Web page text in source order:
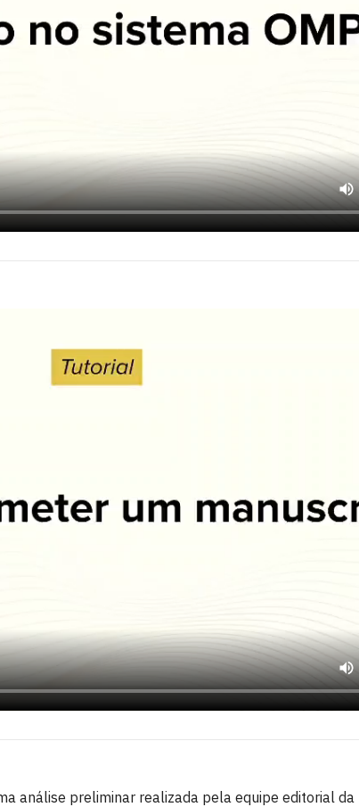
análise preliminar realizada pela equipe editorial da